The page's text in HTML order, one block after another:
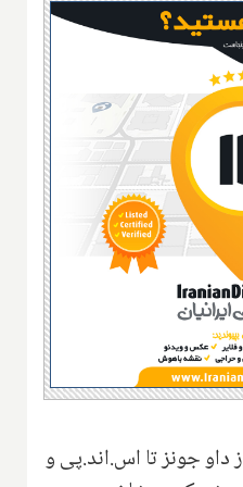
جونز تا اس‌.اند‌.پی و